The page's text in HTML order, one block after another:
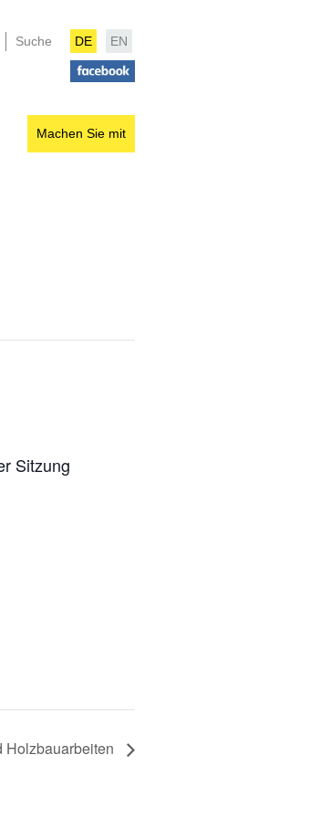
Suche DE EN
Machen Sie mit
Sitzung
Holzbauarbeiten